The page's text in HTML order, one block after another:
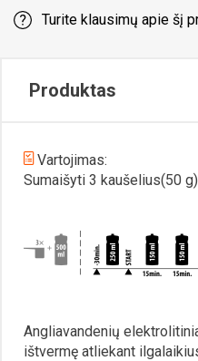
Turite klausimų apie šį
Produktas
Vartojimas:
Sumaišyti 3 kaušelius(50
Angliavandenių
ištvermę atliekant